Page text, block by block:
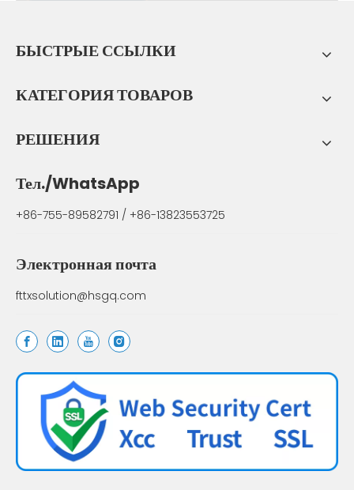
БЫСТРЫЕ ССЫЛКИ
КАТЕГОРИЯ ТОВАРОВ
РЕШЕНИЯ
Тел./WhatsApp
+86-755-89582791 / +86-13823553725
Электронная почта
fttxsolution@hsgq.com